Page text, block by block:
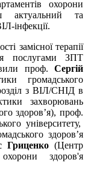
охорони
актуальний та
інфекції.
замісної терапії
послугами ЗПТ
проф. Сергій
громадського
з ВІЛ/СНІД в
захворювань
здоров’я), проф.
університету,
здоров’я
Гриценко (Центр
здоров'я